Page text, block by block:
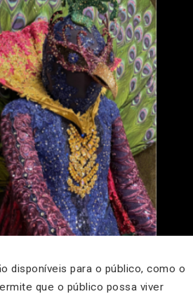
disponíveis para o público, como o
que o público possa viver